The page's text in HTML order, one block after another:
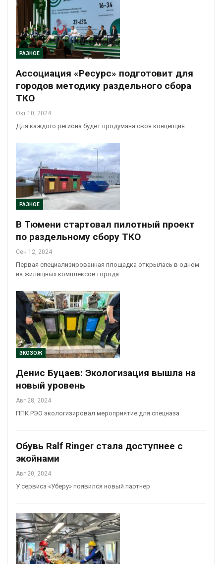
РАЗНОЕ
Ассоциация «Ресурс» подготовит для
городов методику раздельного сбора
ТКО
Окт 10, 2024
Для каждого региона будет продумана своя концепция
РАЗНОЕ
В Тюмени стартовал пилотный проект
по раздельному сбору ТКО
Сен 12, 2024
Первая специализированная площадка открылась в одном
из жилищных комплексов города
ЭКОЗОЖ
Денис Буцаев: Экологизация вышла на
новый уровень
Авг 28, 2024
ППК РЭО экологизировал мероприятие для спецназа
Обувь Ralf Ringer стала доступнее с
экойнами
Авг 20, 2024
У сервиса «Уберу» появился новый партнер